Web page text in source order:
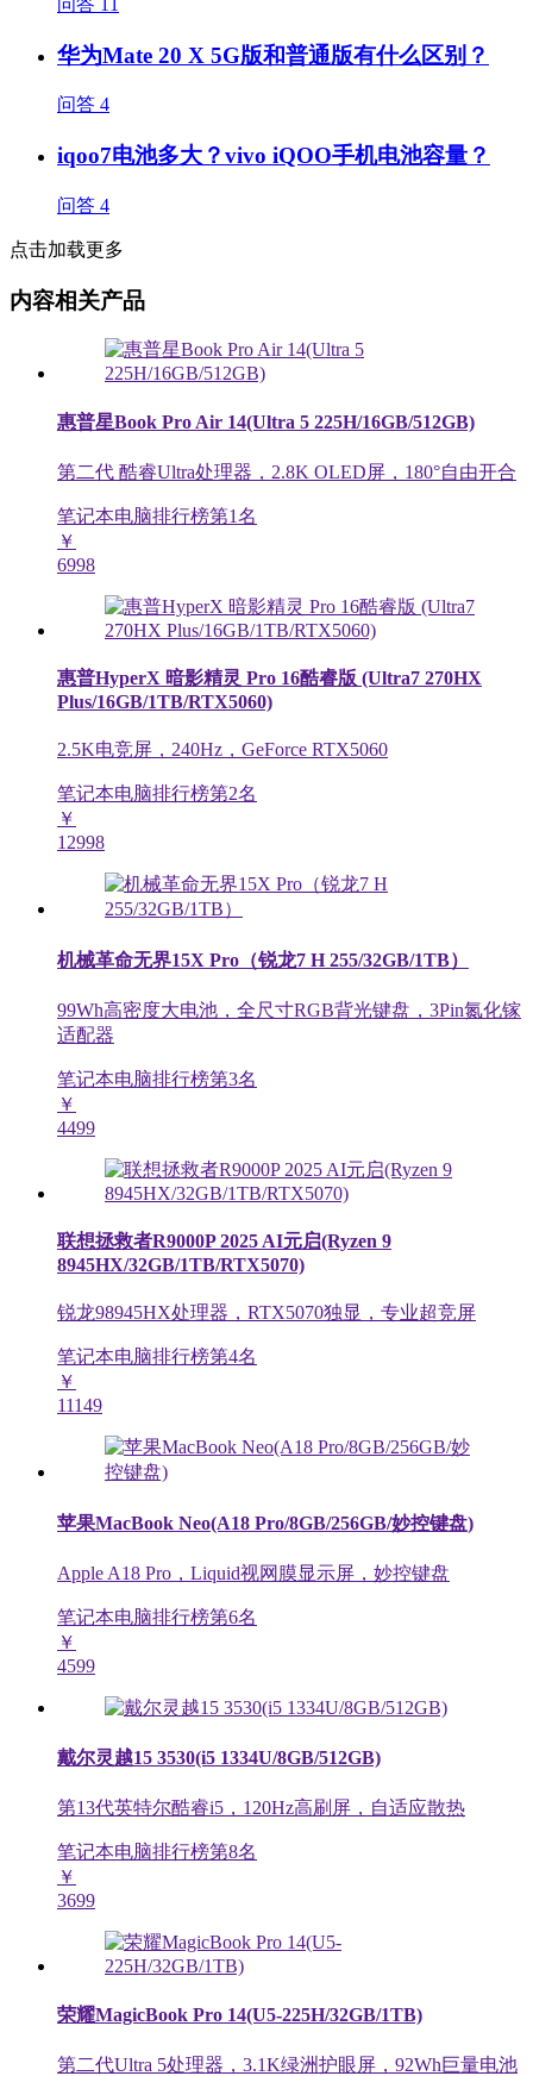
问答
华为Mate 20 X 5G版和普通版有什么区别？
问答 4
iqoo7电池多大？vivo iQOO手机电池容量？
问答 4
点击加载更多
内容相关产品
惠普星Book Pro Air 14(Ultra 5 225H/16GB/512GB)
第二代 酷睿Ultra处理器，2.8K OLED屏，180°自由开合
笔记本电脑排行榜第1名
￥
6998
惠普HyperX 暗影精灵 Pro 16酷睿版 (Ultra7 270HX
Plus/16GB/1TB/RTX5060)
2.5K电竞屏，240Hz，GeForce RTX5060
笔记本电脑排行榜第2名
￥
12998
机械革命无界15X Pro（锐龙7 H 255/32GB/1TB）
99Wh高密度大电池，全尺寸RGB背光键盘，3Pin氮化镓
适配器
笔记本电脑排行榜第3名
￥
4499
联想拯救者R9000P 2025 AI元启(Ryzen 9
8945HX/32GB/1TB/RTX5070)
锐龙98945HX处理器，RTX5070独显，专业超竞屏
笔记本电脑排行榜第4名
￥
11149
苹果MacBook Neo(A18 Pro/8GB/256GB/妙控键盘)
Apple A18 Pro，Liquid视网膜显示屏，妙控键盘
笔记本电脑排行榜第6名
￥
4599
戴尔灵越15 3530(i5 1334U/8GB/512GB)
第13代英特尔酷睿i5，120Hz高刷屏，自适应散热
笔记本电脑排行榜第8名
￥
3699
荣耀MagicBook Pro 14(U5-225H/32GB/1TB)
第二代Ultra 5处理器，3.1K绿洲护眼屏，92Wh巨量电池